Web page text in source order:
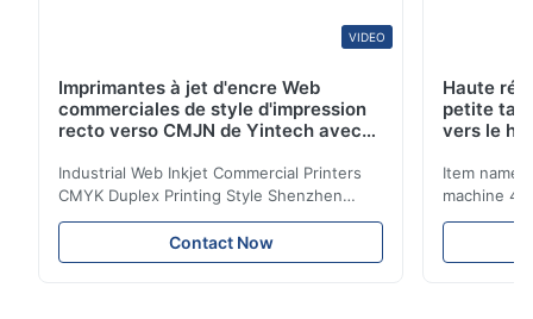
VIDEO
Imprimantes à jet d'encre Web
commerciales de style d'impression
recto verso CMJN de Yintech avec
Industrial Web Inkjet Commercial Printers
CMYK Duplex Printing Style Shenzhen
Yintech Co.,LTD is a modern high-tech
enterprise specialized in pre-press plate
making equipment, integrating design, R&D,
Contact Now
Haute
petite
vers le
Item name
machine 4-
max format
choose